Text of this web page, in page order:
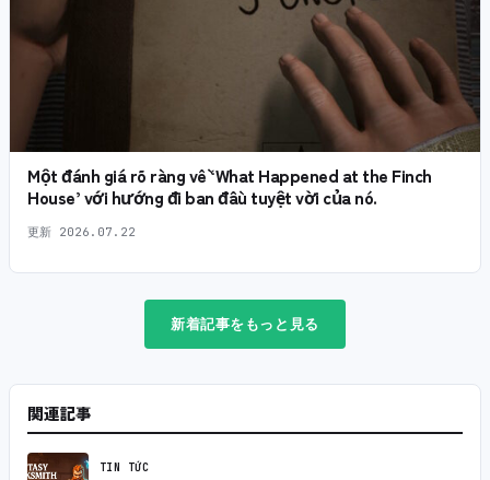
Một đánh giá rõ ràng về ‘What Happened at the Finch
House’ với hướng đi ban đầu tuyệt vời của nó.
更新 2026.07.22
新着記事をもっと見る
関連記事
TIN TỨC